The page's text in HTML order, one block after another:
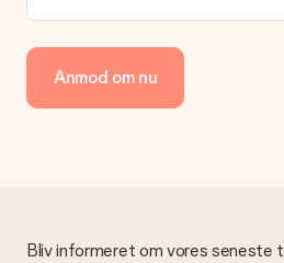
Vi tilbyder følgende
kreditkort, faktura via Klarna eller
manuel betaling overførsel, skal du
venligst vores kundeservice, de
Anmod om nu
Bliv informeret om vores seneste